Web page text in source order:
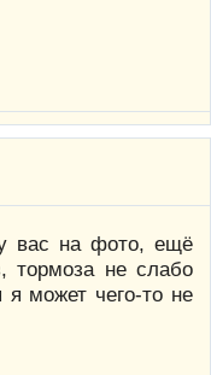
вас на фото, ещё
тормоза не слабо
я может чего-то не